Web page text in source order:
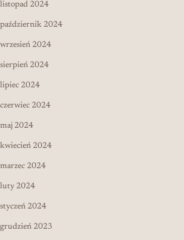
listopad 2024
październik 2024
wrzesień 2024
sierpień 2024
lipiec 2024
czerwiec 2024
maj 2024
kwiecień 2024
marzec 2024
luty 2024
styczeń 2024
grudzień 2023